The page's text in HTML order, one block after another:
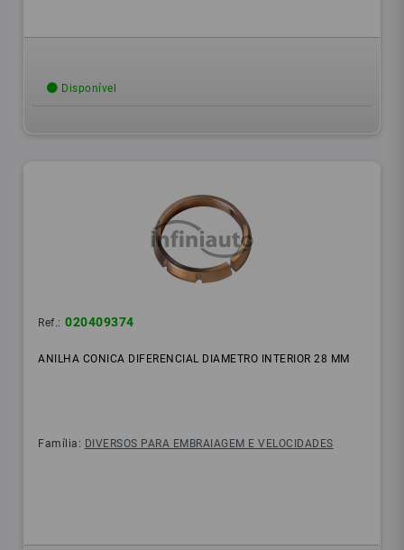
Disponível
Ref.: 020409374
ANILHA CONICA DIFERENCIAL DIAMETRO INTERIOR 28 MM
Família: DIVERSOS PARA EMBRAIAGEM E VELOCIDADES